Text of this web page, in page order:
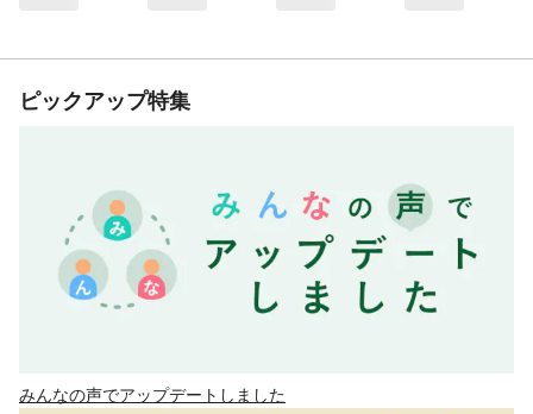
ピックアップ特集
みんなの声でアップデートしました